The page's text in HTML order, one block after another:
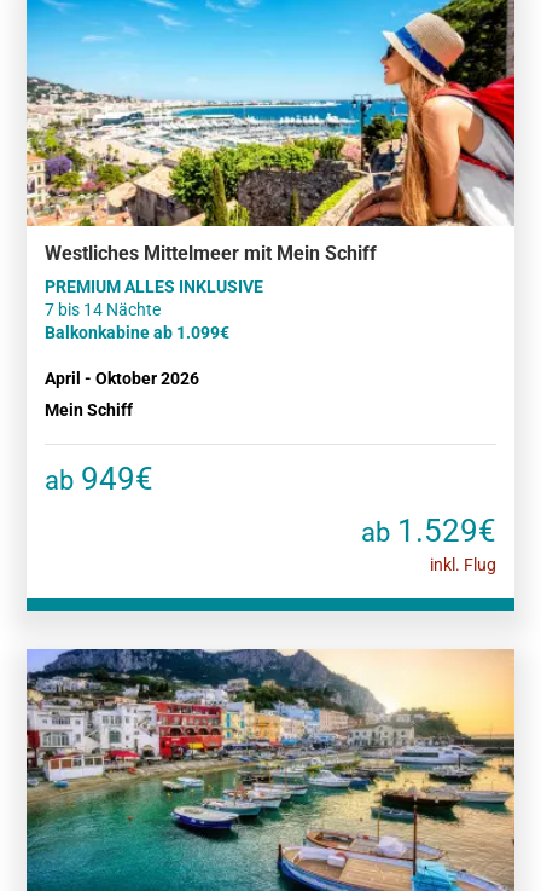
Westliches Mittelmeer mit Mein Schiff
PREMIUM ALLES INKLUSIVE
Balkonkabine ab 1.099€
April - Oktober 2026
Mein Schiff
ab 949€
ab1.529€
inkl. Flug